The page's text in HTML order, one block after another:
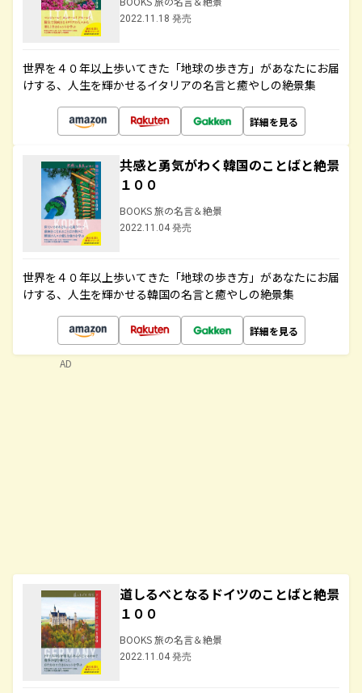
2022.11.18 発売
世界を４０年以上歩いてきた「地球の歩き方」があなたにお届
けする、人生を輝かせるイタリアの名言と癒やしの絶景集
詳細を見る
共感と勇気がわく韓国のことばと絶景
１００
BOOKS 旅の名言＆絶景
2022.11.04 発売
世界を４０年以上歩いてきた「地球の歩き方」があなたにお届
けする、人生を輝かせる韓国の名言と癒やしの絶景集
詳細を見る
道しるべとなるドイツのことばと絶景
１００
BOOKS 旅の名言＆絶景
2022.11.04 発売
AD